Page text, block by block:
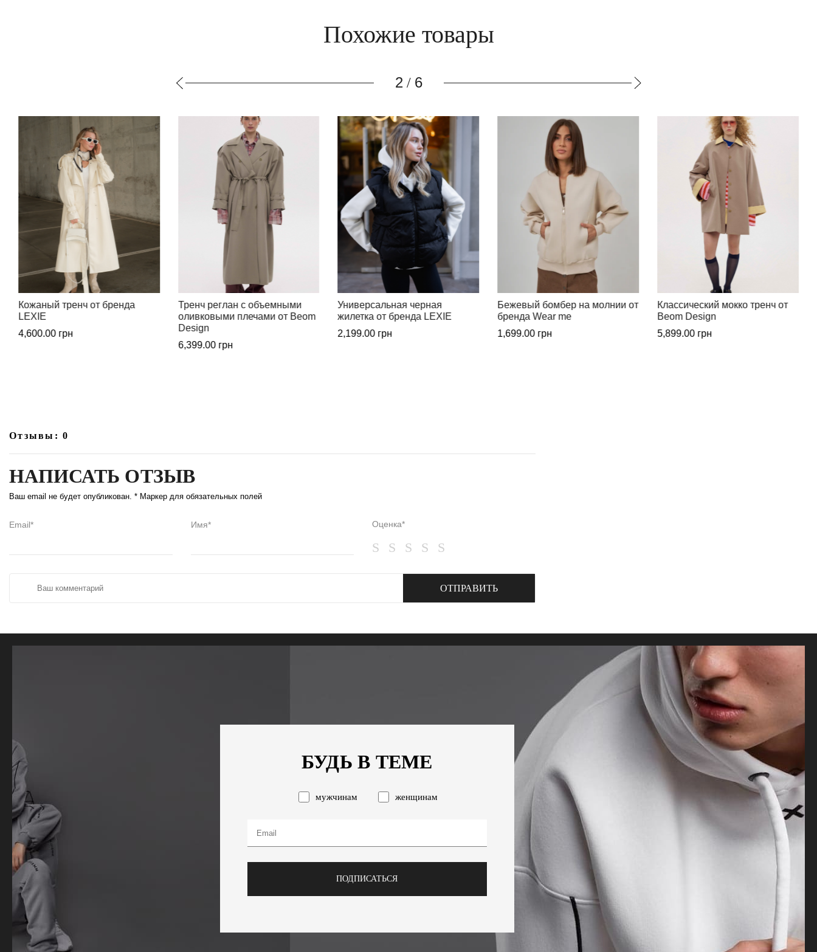
Похожие товары
3/ 6
Тренч реглан с объемными
оливковыми плечами от Beom
Design
Универсальная черная
жилетка от бренда LEXIE
2,199.00
Бежевый бомбер на молнии от
бренда Wear me
1,699.00 грн
Классический мокко тренч от
Beom Design
5,899.00 грн
Классический бежевый тренч
от Beom Design
5,899.00 грн
Отзывы: 0
НАПИСАТЬ ОТЗЫВ
Ваш email не будет опубликован. * Маркер для обязательных полей
Email* Имя* Оценка*
ОТПРАВИТЬ
БУДЬ В ТЕМЕ
мужчинам женщинам
ПОДПИСАТЬСЯ